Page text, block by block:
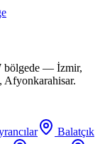
bölgede — İzmir,
Afyonkarahisar.
Balatçık